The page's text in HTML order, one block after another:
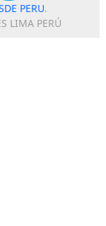
PERU.
LIMA PERÚ